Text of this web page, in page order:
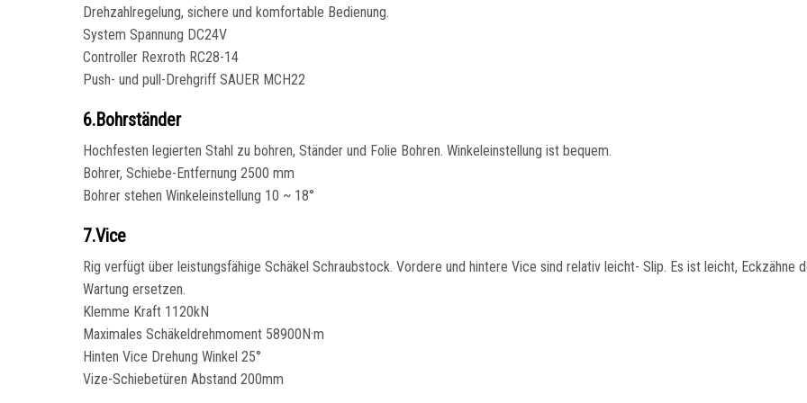
Drehzahlregelung, sichere und komfortable Bedienung.
System Spannung DC24V
Controller Rexroth RC28-14
Push- und pull-Drehgriff SAUER MCH22
6.Bohrständer
Hochfesten legierten Stahl zu bohren, Ständer und Folie Bohren. Winkeleinstellung ist bequem.
Bohrer, Schiebe-Entfernung 2500 mm
Bohrer stehen Winkeleinstellung 10 ~ 18°
7.Vice
Rig verfügt über leistungsfähige Schäkel Schraubstock. Vordere und hintere Vice sind relativ leicht- Slip. Es ist leicht, Eckzähne
Wartung ersetzen.
Klemme Kraft 1120kN
Maximales Schäkeldrehmoment 58900N·m
Hinten Vice Drehung Winkel 25°
Vize-Schiebetüren Abstand 200mm